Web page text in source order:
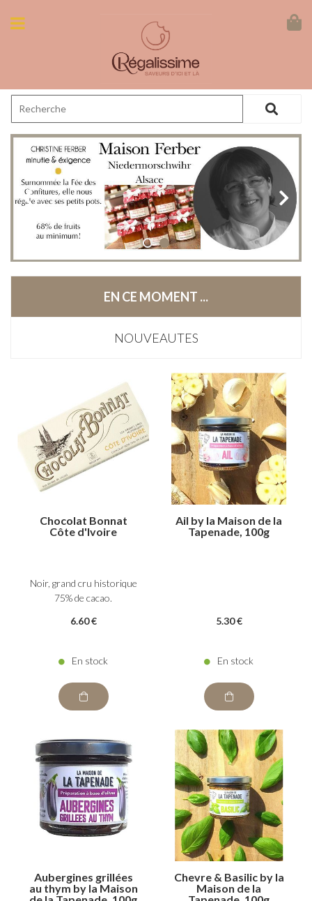
EN CE MOMENT ...
NOUVEAUTES
Chocolat Bonnat
Côte d'Ivoire
Noir, grand cru historique
75% de cacao.
6.60 €
En stock
Ail by la Maison de la
Tapenade, 100g
5.30 €
En stock
Aubergines grillées
au thym by la Maison
Chevre & Basilic by la
Maison de la